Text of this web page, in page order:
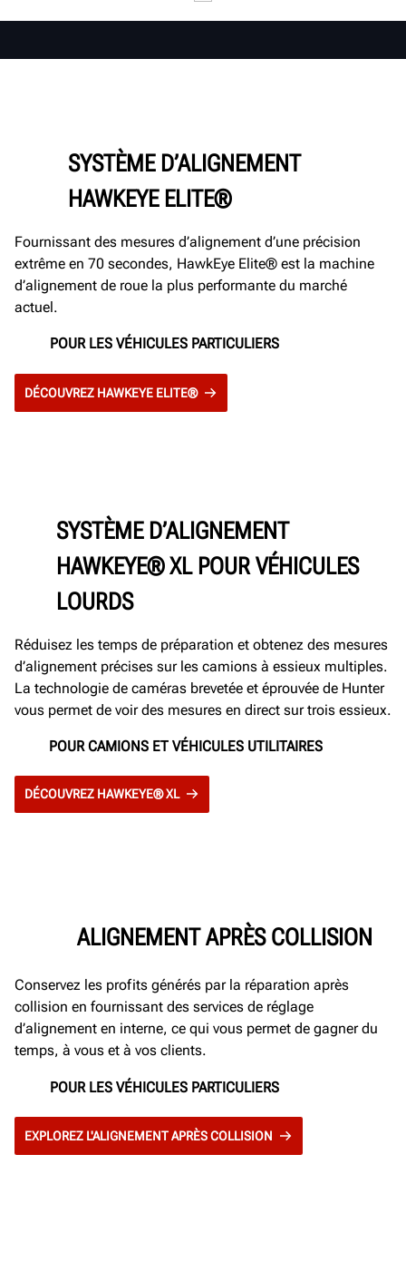
SYSTÈME D’ALIGNEMENT
HAWKEYE ELITE®
Fournissant des mesures d’alignement d’une précision
extrême en 70 secondes, HawkEye Elite® est la machine
d’alignement de roue la plus performante du marché
actuel.
POUR LES VÉHICULES PARTICULIERS
DÉCOUVREZ HAWKEYE ELITE®
SYSTÈME D’ALIGNEMENT
HAWKEYE® XL POUR VÉHICULES
LOURDS
Réduisez les temps de préparation et obtenez des mesures
d’alignement précises sur les camions à essieux multiples.
La technologie de caméras brevetée et éprouvée de Hunter
vous permet de voir des mesures en direct sur trois essieux.
POUR CAMIONS ET VÉHICULES UTILITAIRES
DÉCOUVREZ HAWKEYE® XL
ALIGNEMENT APRÈS COLLISION
Conservez les profits générés par la réparation après
collision en fournissant des services de réglage
d’alignement en interne, ce qui vous permet de gagner du
temps, à vous et à vos clients.
POUR LES VÉHICULES PARTICULIERS
EXPLOREZ L'ALIGNEMENT APRÈS COLLISION